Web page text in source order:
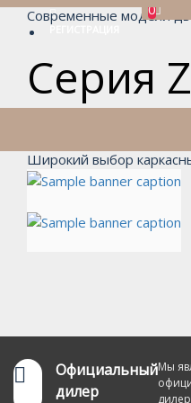
0
Современные модели
Серия Z
Широкий выбор
Официальный
дилер
Мы